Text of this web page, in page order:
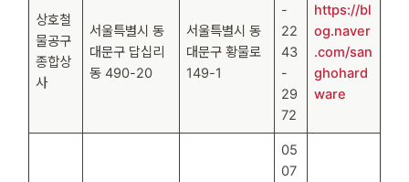
상호철
물공구
종합상
사
서울특별시 동
대문구 답십리
동 490-20
서울특별시 동
대문구 황물로
149-1
-
22
43
-
29
72
https://bl
og.naver
.com/san
ghohard
ware
05
07